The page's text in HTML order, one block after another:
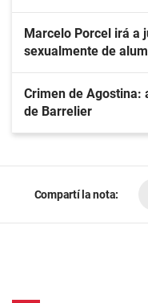
Marcelo Porcel irá a
sexualmente de
Crimen de Agostina:
de Barrelier
Compartí la nota: